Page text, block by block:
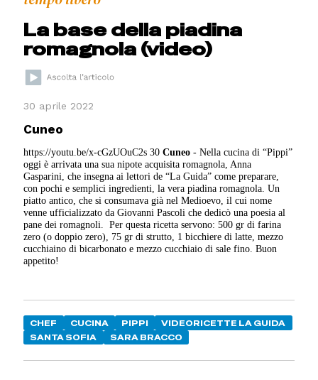
La base della piadina
romagnola (video)
30 aprile 2022
Cuneo
https://youtu.be/x-cGzUOuC2s 30Cuneo - Nella cucina di “Pippi”
oggi è arrivata una sua nipote acquisita romagnola, Anna
Gasparini, che insegna ai lettori de “La Guida” come preparare,
con pochi e semplici ingredienti, la vera piadina romagnola. Un
piatto antico, che si consumava già nel Medioevo, il cui nome
venne ufficializzato da Giovanni Pascoli che dedicò una poesia al
pane dei romagnoli. Per questa ricetta servono: 500 gr di farina
zero (o doppio zero), 75 gr di strutto, 1 bicchiere di latte, mezzo
cucchiaino di bicarbonato e mezzo cucchiaio di sale fino. Buon
appetito!
CHEF CUCINA PIPPI
VIDEORICETTE LA GUIDA
SANTA SOFIA
SARA BRACCO